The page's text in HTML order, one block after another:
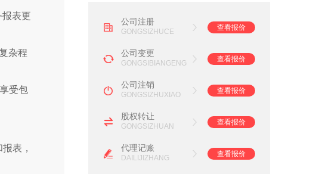
表更
杂程
受包
表，
公司注册
GONGSIZHUCE
查看报价
公司变更
GONGSIBIANGENG
查看报价
公司注销
GONGSIZHUXIAO
查看报价
股权转让
GONGSIZHUAN
查看报价
代理记账
DAILIJIZHANG
查看报价